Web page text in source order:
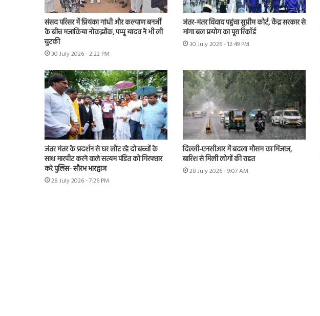
संसद परिसर में प्रियंका गांधी और कल्याण बनर्जी
के बीच मजाकिया नोकझोंक, पप्पू यादव ने भी ली
चुटकी
30 July 2026 - 2:22 PM
जंतर-मंतर विवाद पहुंचा सुप्रीम कोर्ट, केंद्र सरकार से
मांगा बल प्रयोग का पूरा रिकॉर्ड
30 July 2026 - 12:49 PM
जंतर मंतर के प्रदर्शन से घर लौट रहे दो बच्चों के
साथ मारपीट करने वाले सत्यम पंडित को गिरफ्तार
करे पुलिस- सौरभ भारद्वाज
28 July 2026 - 7:26 PM
दिल्ली-एनसीआर में बदला मौसम का मिजाज,
बारिश से मिली लोगों की राहत
28 July 2026 - 9:07 AM